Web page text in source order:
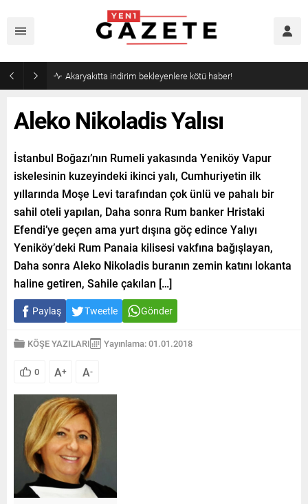
Akaryakıtta indirim bekleyenlere kötü haber!
Aleko Nikoladis Yalısı
İstanbul Boğazı’nın Rumeli yakasında Yeniköy Vapur
iskelesinin kuzeyindeki ikinci yalı, Cumhuriyetin ilk
yıllarında Moşe Levi tarafından çok ünlü ve pahalı bir
sahil oteli yapılan, Daha sonra Rum banker Hristaki
Efendi’ye geçen ama yurt dışına göç edince Yalıyı
Yeniköy’deki Rum Panaia kilisesi vakfına bağışlayan,
Daha sonra Aleko Nikoladis buranın zemin katını lokanta
haline getiren, Sahile çakılan […]
Paylaş Tweetle Gönder
KÖŞE YAZILARI Yayınlama: 01.01.2018
0 A+ A-